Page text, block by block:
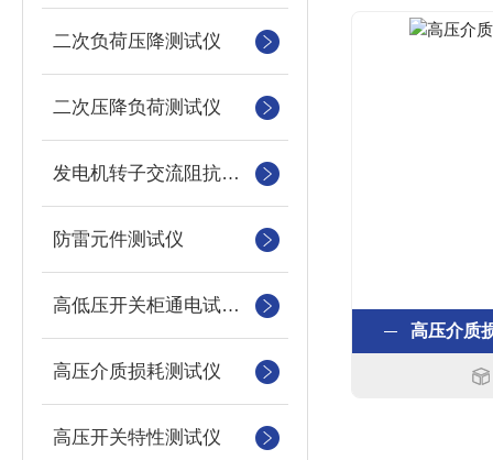
二次负荷压降测试仪
二次压降负荷测试仪
发电机转子交流阻抗测试仪
防雷元件测试仪
高低压开关柜通电试验台
高压介质损耗测试仪
高压开关特性测试仪
高压介质